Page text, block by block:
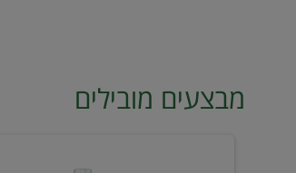
מבצעים מובילים